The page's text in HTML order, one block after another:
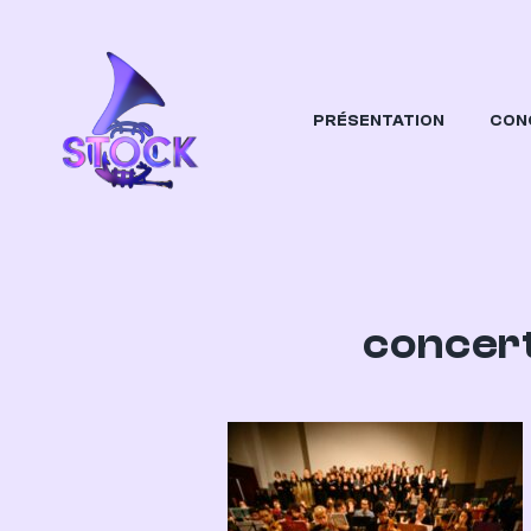
STOCKPRÉSENTATION